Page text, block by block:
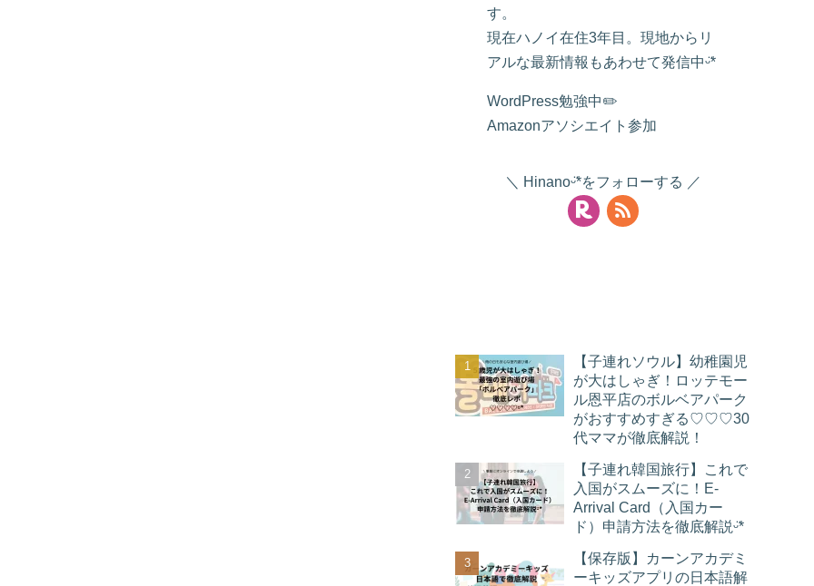
す。
現在ハノイ在住3年目。現地からリ
アルな最新情報もあわせて発信中ᵕ̈*
WordPress勉強中✏️
Amazonアソシエイト参加
Hinanoᵕ̈*をフォローする
【子連れソウル】幼稚園児
が大はしゃぎ！ロッテモー
ル恩平店のボルベアパーク
がおすすめすぎる♡♡♡30
代ママが徹底解説！
【子連れ韓国旅行】これで
入国がスムーズに！E-
Arrival Card（入国カー
ド）申請方法を徹底解説ᵕ̈*
【保存版】カーンアカデミ
ーキッズアプリの日本語解